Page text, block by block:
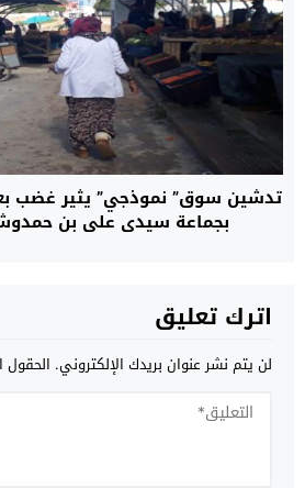
تدشين سوق” نموذجي” يثير غضب
بجماعة سيدي علي بن حمدوش
اترك تعليق
لن يتم نشر عنوان بريدك الإلكتروني. الحقول